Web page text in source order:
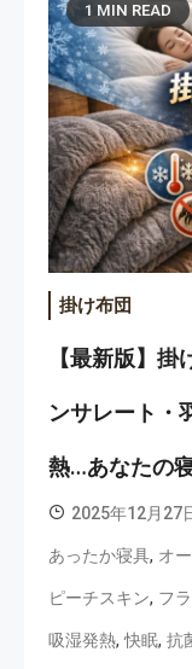
1 MIN READ
掛け布団
【最新版】
ンサレート・
熱…あなたの
2025年12月27
あったか寝具, オ
ピーチスキン, フ
吸湿発熱,快眠, 抗